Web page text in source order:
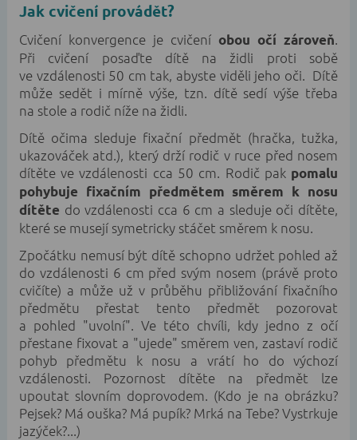
Jak cvičení provádět?
Cvičení konvergence je cvičení obou očí zároveň.
Při cvičení posaďte dítě na židli proti sobě
ve vzdálenosti 50 cm tak, abyste viděli jeho oči. Dítě
může sedět i mírně výše, tzn. dítě sedí výše třeba
na stole a rodič níže na židli.
Dítě očima sleduje fixační předmět (hračka, tužka,
ukazováček atd.), který drží rodič v ruce před nosem
dítěte ve vzdálenosti cca 50 cm. Rodič pak pomalu
pohybuje fixačním předmětem směrem k nosu
dítěte do vzdálenosti cca 6 cm a sleduje oči dítěte,
které se musejí symetricky stáčet směrem k nosu.
Zpočátku nemusí být dítě schopno udržet pohled až
do vzdálenosti 6 cm před svým nosem (právě proto
cvičíte) a může už v průběhu přibližování fixačního
předmětu přestat tento předmět pozorovat
a pohled "uvolní". Ve této chvíli, kdy jedno z očí
přestane fixovat a "ujede" směrem ven, zastaví rodič
pohyb předmětu k nosu a vrátí ho do výchozí
vzdálenosti. Pozornost dítěte na předmět lze
upoutat slovním doprovodem. (Kdo je na obrázku?
Pejsek? Má ouška? Má pupík? Mrká na Tebe? Vystrkuje
jazýček?...)